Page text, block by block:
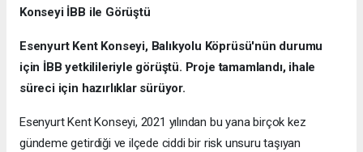
Konseyi İBB ile Görüştü
Esenyurt Kent Konseyi, Balıkyolu Köprüsü'nün durumu
için İBB yetkilileriyle görüştü. Proje tamamlandı, ihale
süreci için hazırlıklar sürüyor.
Esenyurt Kent Konseyi, 2021 yılından bu yana birçok kez
gündeme getirdiği ve ilçede ciddi bir risk unsuru taşıyan